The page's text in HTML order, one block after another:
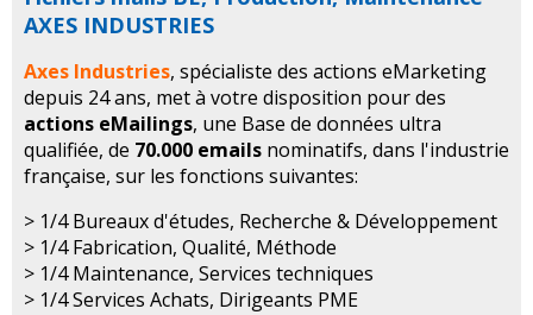
AXES INDUSTRIES
Axes Industries, spécialiste des actions eMarketing
depuis 24 ans, met à votre disposition pour des
actions eMailings, une Base de données ultra
qualifiée, de 70.000 emails nominatifs, dans l'industrie
française, sur les fonctions suivantes:
> 1/4 Bureaux d'études, Recherche & Développement
> 1/4 Fabrication, Qualité, Méthode
> 1/4 Maintenance, Services techniques
> 1/4 Services Achats, Dirigeants PME